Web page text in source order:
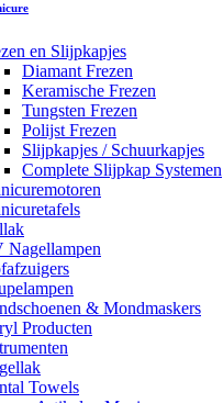
en Slijpkapjes
Diamant Frezen
Keramische Frezen
Tungsten Frezen
Polijst Frezen
Slijpkapjes / Schuurkapjes
Complete Slijpkap Systemen
Nagellampen
& Mondmaskers
Producten
Towels